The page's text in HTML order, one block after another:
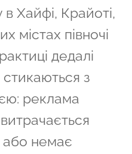
в Хайфі, Крайоті,
містах півночі
дедалі
стикаються з
реклама
або немає